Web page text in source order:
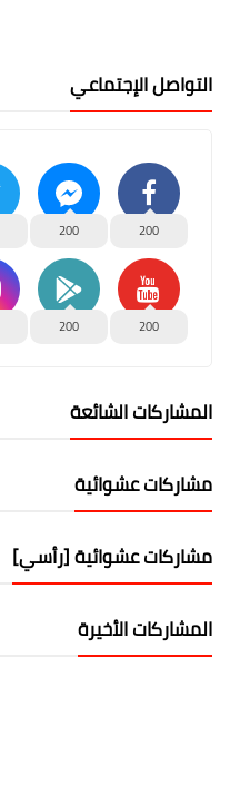
التواصل الإجتماعي
200
200
200
200
المشاركات الشائعة
مشاركات عشوائية
مشاركات عشوائية [رأسي]
المشاركات الأخيرة